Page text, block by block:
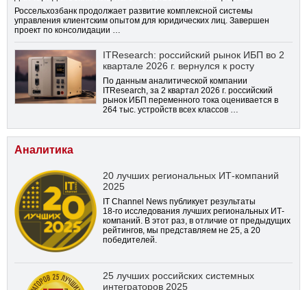
Россельхозбанк продолжает развитие комплексной системы
управления клиентским опытом для юридических лиц. Завершен
проект по консолидации …
ITResearch: российский рынок ИБП во 2
квартале 2026 г. вернулся к росту
По данным аналитической компании
ITResearch, за 2 квартал 2026 г. российский
рынок ИБП переменного тока оценивается в
264 тыс. устройств всех классов …
Аналитика
20 лучших региональных ИТ-компаний
2025
IT Channel News публикует результаты
18-го исследования лучших региональных ИТ-
компаний. В этот раз, в отличие от предыдущих
рейтингов, мы представляем не 25, а 20
победителей.
25 лучших российских системных
интеграторов 2025